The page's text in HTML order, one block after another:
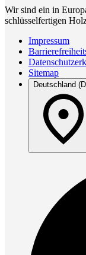
Wir sind ein in
schlüsselfertigen
Impressum
Sitemap
Deutschland